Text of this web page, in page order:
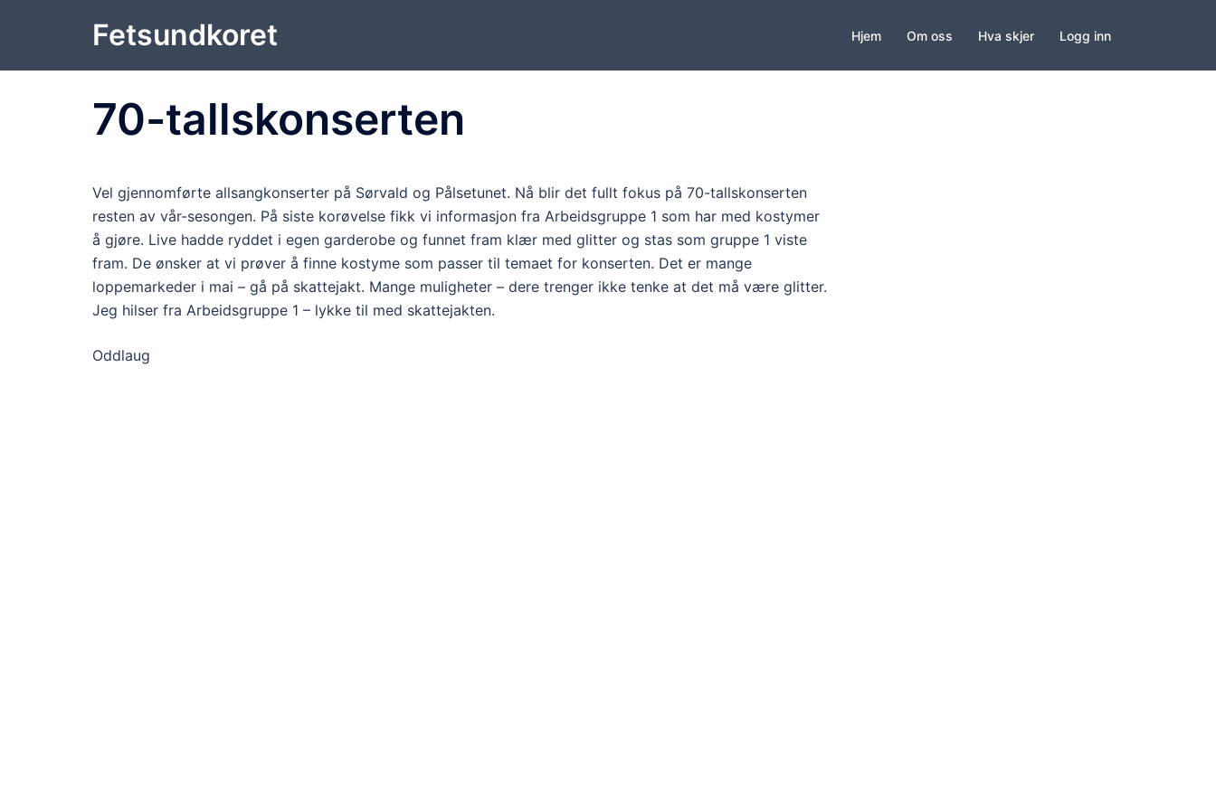
Fetsundkoret Hjem Om oss Hva skjer Logg inn
70-tallskonserten
Vel gjennomførte allsangkonserter på Sørvald og Pålsetunet. Nå blir det fullt fokus på 70-tallskonserten
resten av vår-sesongen. På siste korøvelse fikk vi informasjon fra Arbeidsgruppe 1 som har med kostymer
å gjøre. Live hadde ryddet i egen garderobe og funnet fram klær med glitter og stas som gruppe 1 viste
fram. De ønsker at vi prøver å finne kostyme som passer til temaet for konserten. Det er mange
loppemarkeder i mai – gå på skattejakt. Mange muligheter – dere trenger ikke tenke at det må være glitter.
Jeg hilser fra Arbeidsgruppe 1 – lykke til med skattejakten.
Oddlaug